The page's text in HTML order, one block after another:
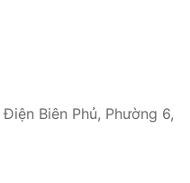
Điện Biên Phủ, Phường 6,